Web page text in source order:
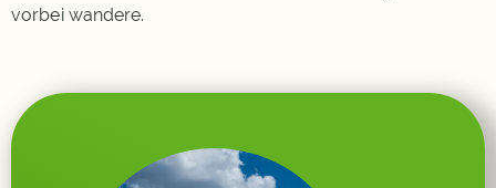
vorbei wandere.